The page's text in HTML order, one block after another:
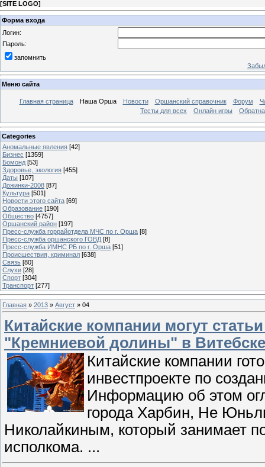
[SITE LOGO]
Форма входа
Логин:
Пароль:
запомнить
Меню сайта
Главная страница Наша Орша Новости Оршанский справочник Форум
Тесты для всех
Онлайн игры
Categories
Аномальные явления [42]
Бизнес [1359]
Бомонд [53]
Здоровье, экология [455]
Даты [107]
Дожинки-2008 [87]
Культура [501]
Новости этого сайта [69]
Образование [190]
Общество [4757]
Оршанский район [197]
Пресс-служба горрайотдела МЧС по г. Орша [8]
Пресс-служба оршанского ГОВД [8]
Пресс-служба ИМНС РБ по г. Орша [51]
Проиcшествия, криминал [638]
Связь [80]
Слухи [28]
Спорт [304]
Транспорт [277]
Главная » 2013 » Август » 04
Китайские компании могут
"Кремниевой долины" в Витебске
Китайские компании
инвестпроекте по
Информацию об этом
города Харбин, Не
Николайкиным, который занимает
исполкома. ...